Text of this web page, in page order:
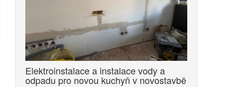
Elektroinstalace a instalace vody a
odpadu pro novou kuchyň v novostavbě